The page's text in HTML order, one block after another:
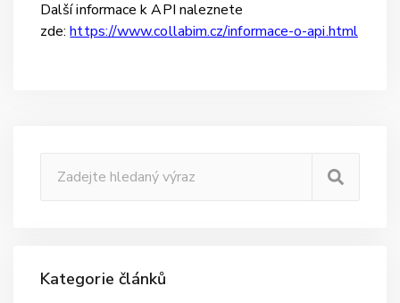
Další informace k API naleznete
zde:https://www.collabim.cz/informace-o-api.html
Kategorie článků